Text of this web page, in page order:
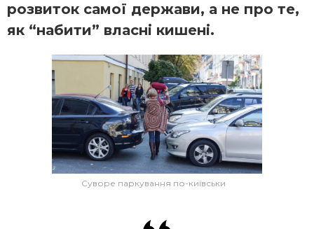
розвиток самої держави, а не про те,
як “набити” власні кишені.
Суворе паркування по-київськи